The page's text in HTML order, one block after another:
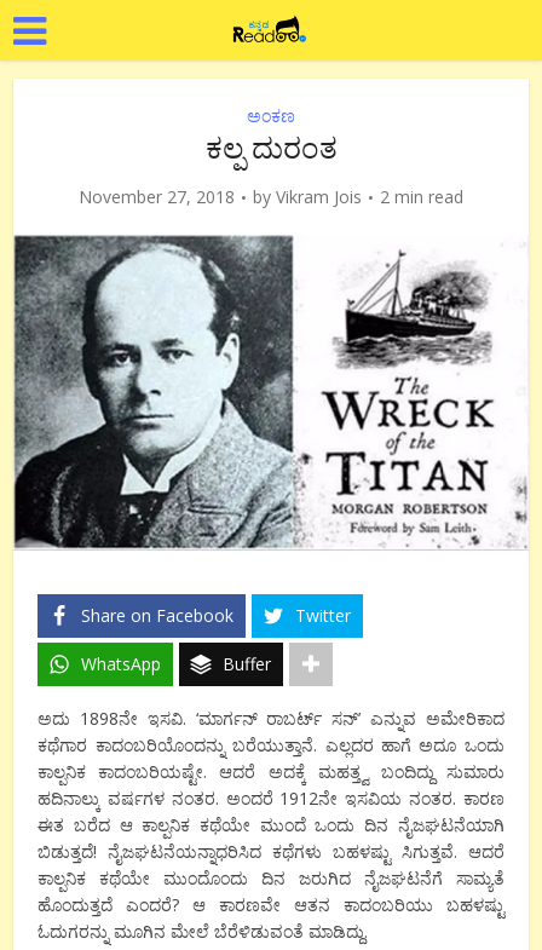
ಅಂಕಣ
ಕಲ್ಪ ದುರಂತ
November 27, 2018 by Vikram Jois 2 min read
Share on Facebook Twitter
WhatsApp Buffer
ಅದು 1898ನೇ ಇಸವಿ. ‘ಮಾರ್ಗನ್ ರಾಬರ್ಟ್ ಸನ್’ ಎನ್ನುವ ಅಮೇರಿಕಾದ
ಕಥೆಗಾರ ಕಾದಂಬರಿಯೊಂದನ್ನು ಬರೆಯುತ್ತಾನೆ. ಎಲ್ಲದರ ಹಾಗೆ ಅದೂ ಒಂದು
ಕಾಲ್ಪನಿಕ ಕಾದಂಬರಿಯಷ್ಟೇ. ಆದರೆ ಅದಕ್ಕೆ ಮಹತ್ತ್ವ ಬಂದಿದ್ದು ಸುಮಾರು
ಹದಿನಾಲ್ಕು ವರ್ಷಗಳ ನಂತರ. ಅಂದರೆ 1912ನೇ ಇಸವಿಯ ನಂತರ. ಕಾರಣ
ಈತ ಬರೆದ ಆ ಕಾಲ್ಪನಿಕ ಕಥೆಯೇ ಮುಂದೆ ಒಂದು ದಿನ ನೈಜಘಟನೆಯಾಗಿ
ಬಿಡುತ್ತದೆ! ನೈಜಘಟನೆಯನ್ನಾಧರಿಸಿದ ಕಥೆಗಳು ಬಹಳಷ್ಟು ಸಿಗುತ್ತವೆ. ಆದರೆ
ಕಾಲ್ಪನಿಕ ಕಥೆಯೇ ಮುಂದೊಂದು ದಿನ ಜರುಗಿದ ನೈಜಘಟನೆಗೆ ಸಾಮ್ಯತೆ
ಹೊಂದುತ್ತದೆ ಎಂದರೆ? ಆ ಕಾರಣವೇ ಆತನ ಕಾದಂಬರಿಯು ಬಹಳಷ್ಟು
ಓದುಗರನ್ನು ಮೂಗಿನ ಮೇಲೆ ಬೆರೆಳಿಡುವಂತೆ ಮಾಡಿದ್ದು.